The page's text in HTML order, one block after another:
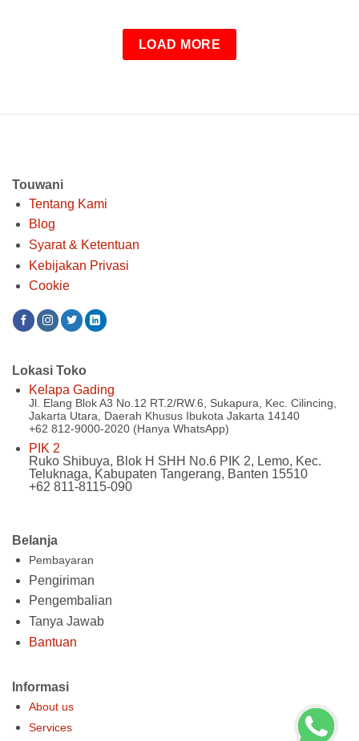
aslinya
Rp 1.300.000.
LOAD MORE
Touwani
Tentang Kami
Blog
Syarat & Ketentuan
Kebijakan Privasi
Cookie
Belanja
Pembayaran
Pengiriman
Pengembalian
Tanya Jawab
Bantuan
Informasi
About us
Services
Lokasi Toko
Kelapa Gading
Jl. Elang Blok A3 No.12 RT.2/RW.6, Sukapura, Kec. Cilincing,
Jakarta Utara, Daerah Khusus Ibukota Jakarta 14140
+62 812-9000-2020 (Hanya WhatsApp)
PIK 2
Ruko Shibuya, Blok H SHH No.6 PIK 2, Lemo, Kec.
Teluknaga, Kabupaten Tangerang, Banten 15510
+62 811-8115-090